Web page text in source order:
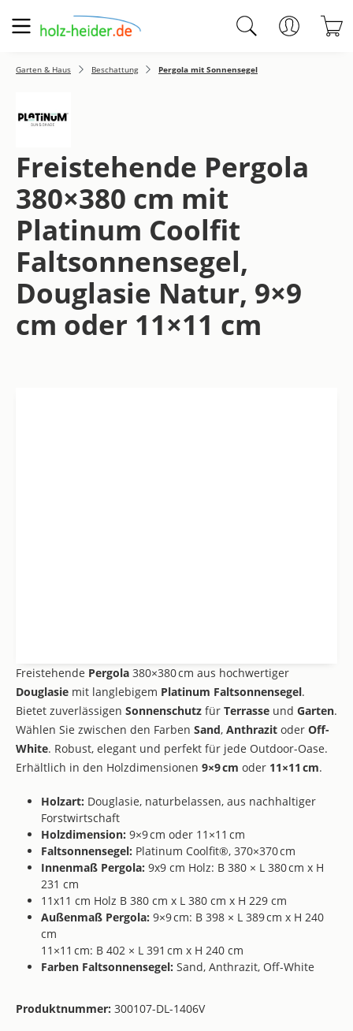
Zum Hauptinhalt springen
Garten & Haus Beschattung Pergola mit Sonnensegel
Freistehende Pergola
380×380 cm mit
Platinum Coolfit
Faltsonnensegel,
Douglasie Natur, 9×9
cm oder 11×11 cm
Freistehende Pergola 380×380 cm aus hochwertiger
Douglasie mit langlebigem Platinum Faltsonnensegel.
Bietet zuverlässigen Sonnenschutz für Terrasse und Garten.
Wählen Sie zwischen den Farben Sand, Anthrazit oder Off-
White. Robust, elegant und perfekt für jede Outdoor-Oase.
Erhältlich in den Holzdimensionen 9×9 cm oder 11×11 cm.
Holzart: Douglasie, naturbelassen, aus nachhaltiger
Forstwirtschaft
Holzdimension: 9×9 cm oder 11×11 cm
Faltsonnensegel: Platinum Coolfit®, 370×370 cm
Innenmaß Pergola: 9x9 cm Holz: B 380 × L 380 cm x H
231 cm
11x11 cm Holz B 380 cm x L 380 cm x H 229 cm
Außenmaß Pergola: 9×9 cm: B 398 × L 389 cm x H 240
cm
11×11 cm: B 402 × L 391 cm x H 240 cm
Farben Faltsonnensegel: Sand, Anthrazit, Off-White
Produktnummer: 300107-DL-1406V